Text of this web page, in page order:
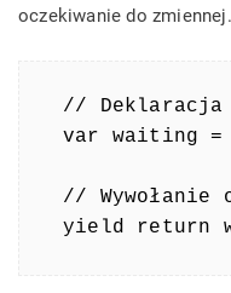
oczekiwanie do zmiennej.
// Deklaracja
var waiting =
// Wywołanie